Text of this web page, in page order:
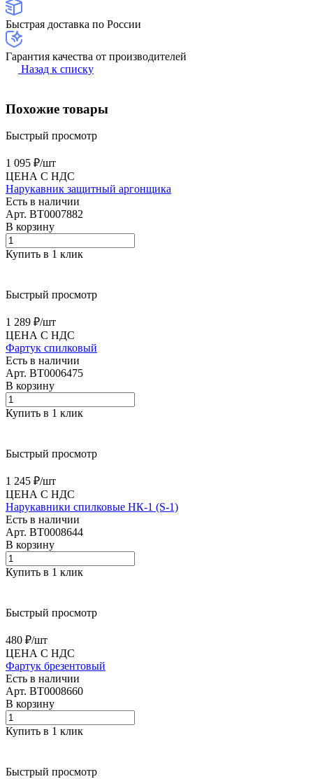
Быстрая доставка по России
Гарантия качества от производителей
Назад к списку
Похожие товары
Быстрый просмотр
1 095 ₽/шт
ЦЕНА С НДС
Нарукавник защитный аргонщика
Есть в наличии
Арт. BT0007882
В корзину
Купить в 1 клик
Быстрый просмотр
1 289 ₽/шт
ЦЕНА С НДС
Фартук спилковый
Есть в наличии
Арт. BT0006475
В корзину
Купить в 1 клик
Быстрый просмотр
1 245 ₽/шт
ЦЕНА С НДС
Нарукавники спилковые НК-1 (S-1)
Есть в наличии
Арт. BT0008644
В корзину
Купить в 1 клик
Быстрый просмотр
480 ₽/шт
ЦЕНА С НДС
Фартук брезентовый
Есть в наличии
Арт. BT0008660
В корзину
Купить в 1 клик
Быстрый просмотр